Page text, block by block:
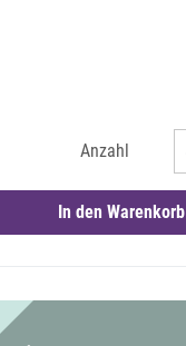
Anzahl
In den Warenkorb